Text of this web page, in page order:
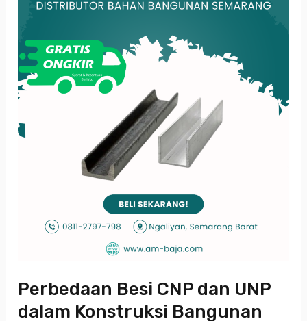
Perbedaan Besi CNP dan UNP
dalam Konstruksi Bangunan
dalam
Konstruksi
Bangunan